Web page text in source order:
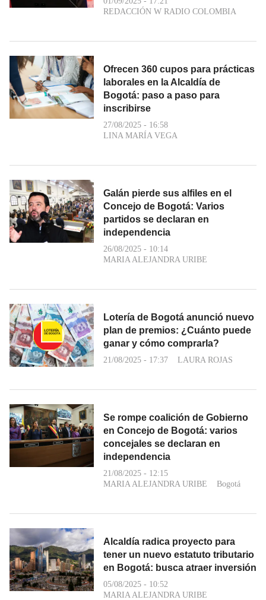
REDACCIÓN W RADIO COLOMBIA
Ofrecen 360 cupos para prácticas
laborales en la Alcaldía de
Bogotá: paso a paso para
inscribirse
27/08/2025 - 16:58
LINA MARÍA VEGA
Galán pierde sus alfiles en el
Concejo de Bogotá: Varios
partidos se declaran en
independencia
26/08/2025 - 10:14
MARIA ALEJANDRA URIBE
Lotería de Bogotá anunció nuevo
plan de premios: ¿Cuánto puede
ganar y cómo comprarla?
21/08/2025 - 17:37 LAURA ROJAS
Se rompe coalición de Gobierno
en Concejo de Bogotá: varios
concejales se declaran en
independencia
21/08/2025 - 12:15
MARIA ALEJANDRA URIBE
Bogotá
Alcaldía radica proyecto para
tener un nuevo estatuto tributario
en Bogotá: busca atraer inversión
05/08/2025 - 10:52
MARIA ALEJANDRA URIBE